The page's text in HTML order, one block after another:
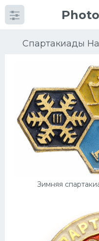
Спартакиады
Зимняя
Категории
Еще картинки...
Баскетбол
Конькобежный спорт